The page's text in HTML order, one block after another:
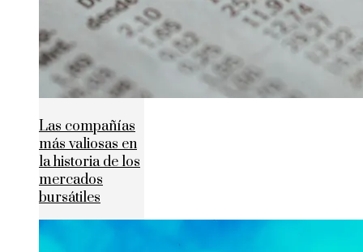
Las compañías
más valiosas en
la historia de los
mercados
bursátiles